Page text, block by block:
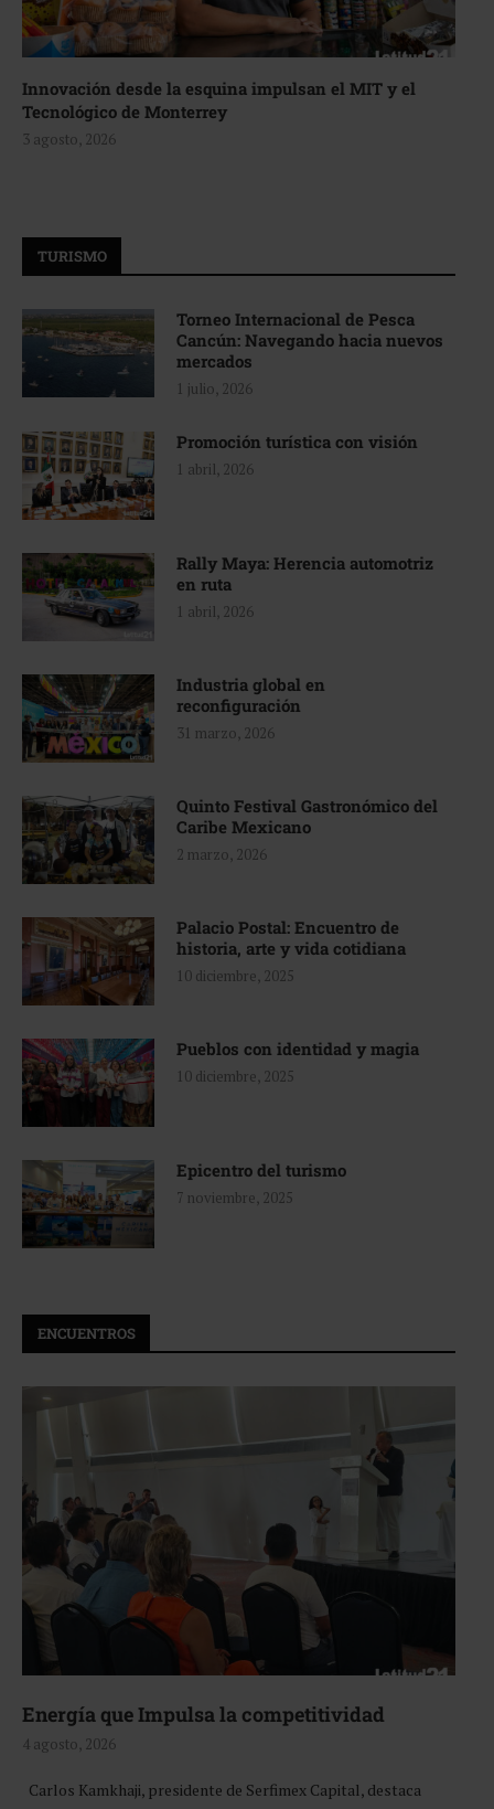
Innovación desde la esquina impulsan el MIT y el
Tecnológico de Monterrey
3 agosto, 2026
TURISMO
Torneo Internacional de Pesca
Cancún: Navegando hacia nuevos
mercados
1 julio, 2026
Promoción turística con visión
1 abril, 2026
Rally Maya: Herencia automotriz
en ruta
1 abril, 2026
Industria global en
reconfiguración
31 marzo, 2026
Quinto Festival Gastronómico del
Caribe Mexicano
2 marzo, 2026
Palacio Postal: Encuentro de
historia, arte y vida cotidiana
10 diciembre, 2025
Pueblos con identidad y magia
10 diciembre, 2025
Epicentro del turismo
7 noviembre, 2025
ENCUENTROS
Energía que Impulsa la competitividad
4 agosto, 2026
Carlos Kamkhaji, presidente de Serfimex Capital, destaca